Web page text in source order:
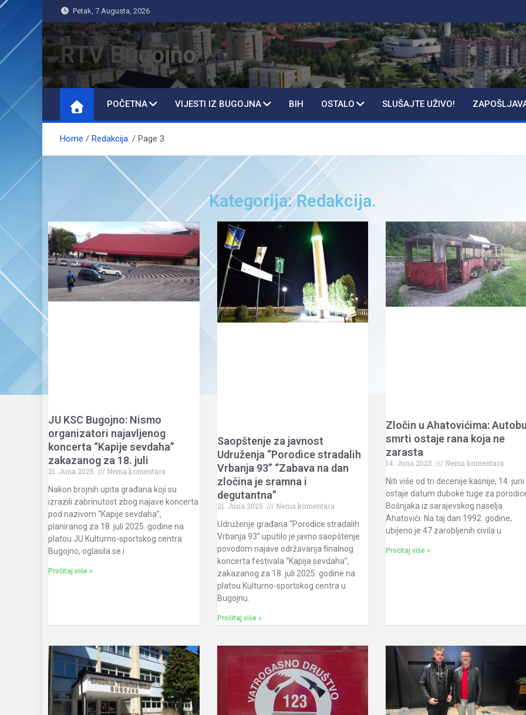
Petak, 7 Augusta, 2026
RTV Bugojno
POČETNA VIJESTI IZ BUGOJNA BIH OSTALO SLUŠAJTE UŽIVO!
Home Redakcija. Page 3
Kategorija:Redakcija.
JU KSC Bugojno: Nismo
organizatori najavljenog
koncerta “Kapije sevdaha”
zakazanog za 18. juli
21. Juna 2025.
Nema komentara
Nakon brojnih upita građana koji su
izrazili zabrinutost zbog najave koncerta
pod nazivom “Kapije sevdaha”,
planiranog za 18. juli 2025. godine na
platou JU Kulturno-sportskog centra
Bugojno, oglasila se i
Pročitaj više »
Saopštenje za javnost
Udruženja “Porodice stradalih
Vrbanja 93” “Zabava na dan
zločina je sramna i
degutantna”
21. Juna 2025.
Nema komentara
Udruženje građana “Porodice stradalih
Vrbanja 93” uputilo je javno saopštenje
povodom najave održavanja finalnog
koncerta festivala “Kapija sevdaha”,
zakazanog za 18. juli 2025. godine na
platou Kulturno-sportskog centra u
Bugojnu.
Pročitaj više »
Zločin u Ahatovićima:
smrti ostaje rana koja ne
zarasta
14. Juna 2025.
Nema komentara
Niti više od tri decenije kasnije, 14. juni
ostaje datum duboke tuge za
Bošnjaka iz sarajevskog naselja
Ahatovići. Na taj dan 1992. godine,
ubijeno je 47 zarobljenih civila u
Pročitaj više »